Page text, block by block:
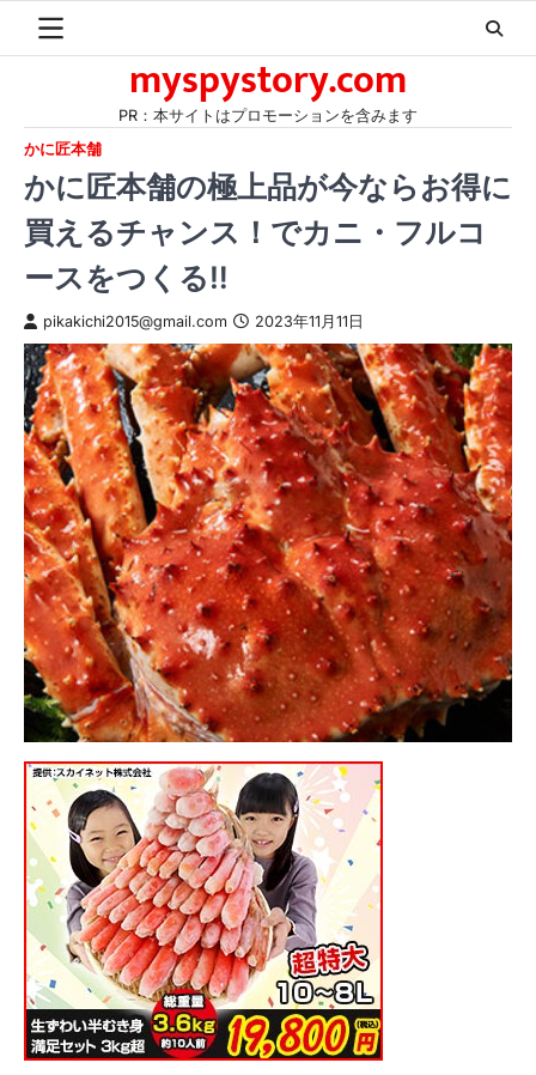
myspystory.com
PR：本サイトはプロモーションを含みます
かに匠本舗
かに匠本舗の極上品が今ならお得に
買えるチャンス！でカニ・フルコ
ースをつくる‼
pikakichi2015@gmail.com 2023年11月11日